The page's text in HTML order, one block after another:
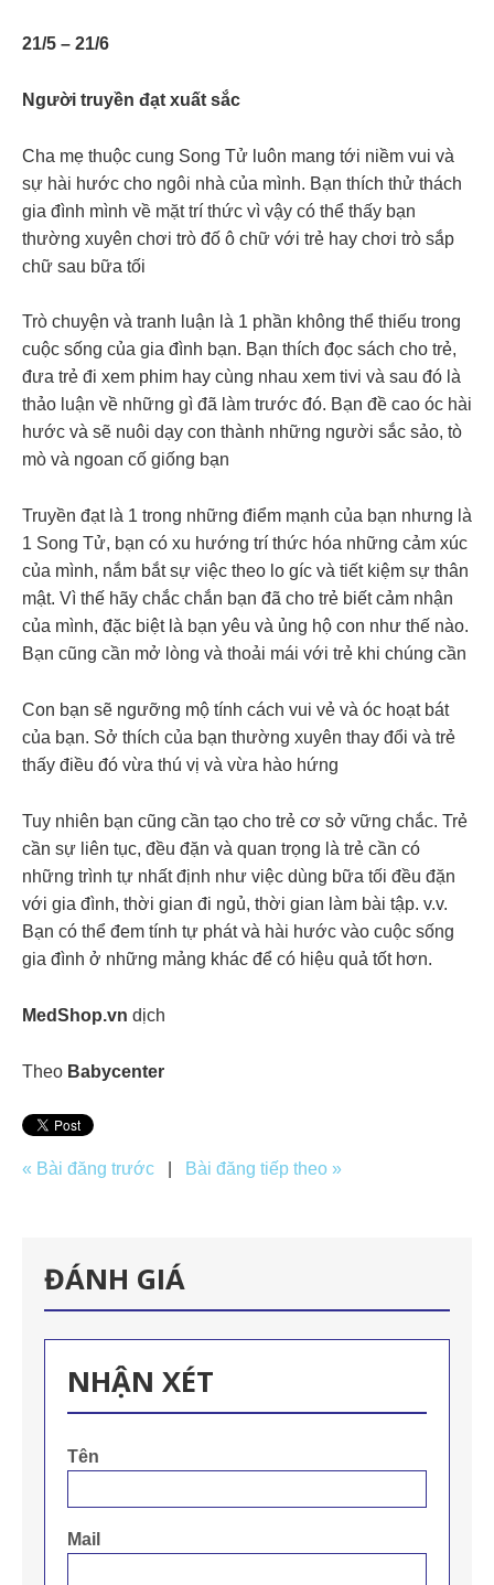
21/5 – 21/6
Người truyền đạt xuất sắc
Cha mẹ thuộc cung Song Tử luôn mang tới niềm vui và
sự hài hước cho ngôi nhà của mình. Bạn thích thử thách
gia đình mình về mặt trí thức vì vậy có thể thấy bạn
thường xuyên chơi trò đố ô chữ với trẻ hay chơi trò sắp
chữ sau bữa tối
Trò chuyện và tranh luận là 1 phần không thể thiếu trong
cuộc sống của gia đình bạn. Bạn thích đọc sách cho trẻ,
đưa trẻ đi xem phim hay cùng nhau xem tivi và sau đó là
thảo luận về những gì đã làm trước đó. Bạn đề cao óc hài
hước và sẽ nuôi dạy con thành những người sắc sảo, tò
mò và ngoan cố giống bạn
Truyền đạt là 1 trong những điểm mạnh của bạn nhưng là
1 Song Tử, bạn có xu hướng trí thức hóa những cảm xúc
của mình, nắm bắt sự việc theo lo gíc và tiết kiệm sự thân
mật. Vì thế hãy chắc chắn bạn đã cho trẻ biết cảm nhận
của mình, đặc biệt là bạn yêu và ủng hộ con như thế nào.
Bạn cũng cần mở lòng và thoải mái với trẻ khi chúng cần
Con bạn sẽ ngưỡng mộ tính cách vui vẻ và óc hoạt bát
của bạn. Sở thích của bạn thường xuyên thay đổi và trẻ
thấy điều đó vừa thú vị và vừa hào hứng
Tuy nhiên bạn cũng cần tạo cho trẻ cơ sở vững chắc. Trẻ
cần sự liên tục, đều đặn và quan trọng là trẻ cần có
những trình tự nhất định như việc dùng bữa tối đều đặn
với gia đình, thời gian đi ngủ, thời gian làm bài tập. v.v.
Bạn có thể đem tính tự phát và hài hước vào cuộc sống
gia đình ở những mảng khác để có hiệu quả tốt hơn.
MedShop.vn dịch
Theo Babycenter
« Bài đăng trước Bài đăng tiếp theo »
ĐÁNH GIÁ
NHẬN XÉT
Tên
Mail